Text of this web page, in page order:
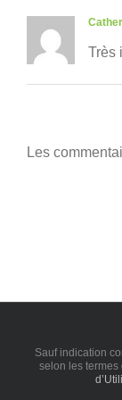
Très
Les
Sauf indication
selon les termes